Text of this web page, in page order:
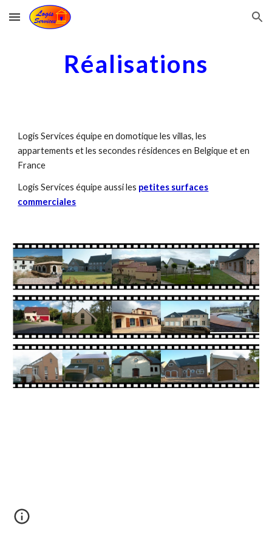
Skip to main content Skip to navigation
Réalisations
Logis Services équipe en domotique les villas, les
appartements et les secondes résidences en Belgique et en
France
Logis Services équipe aussi les petites surfaces
commerciales